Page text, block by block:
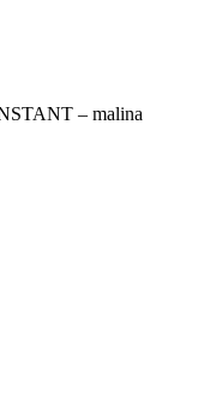
– malina